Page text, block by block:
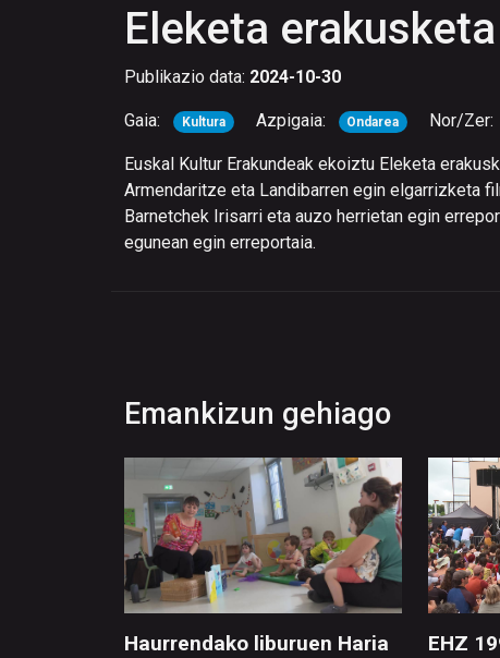
Eleketa
Publikazio data: 2024-10-30
Gaia: Kultura Azpigaia: Ondarea Nor/Zer:
Euskal Kultur Erakundeak ekoiztu Eleketa
Armendaritze eta Landibarren egin elgarrizketa
Barnetchek Irisarri eta auzo herrietan egin
egunean egin erreportaia.
Emankizun gehiago
Haurrendako liburuen Haria
EHZ